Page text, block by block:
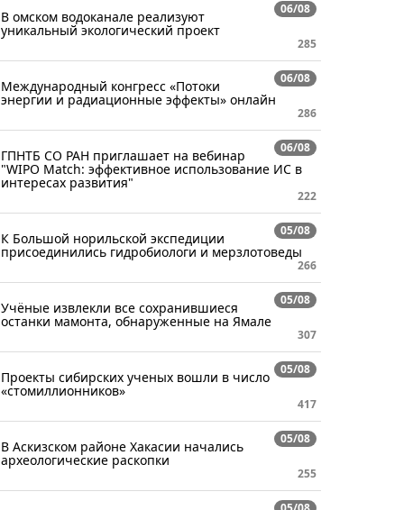
06/08
В омском водоканале реализуют
уникальный экологический проект
285
06/08
Международный конгресс «Потоки
энергии и радиационные эффекты» онлайн
286
06/08
ГПНТБ СО РАН приглашает на вебинар
"WIPO Match: эффективное использование ИС в
интересах развития"
222
05/08
К Большой норильской экспедиции
присоединились гидробиологи и мерзлотоведы
266
05/08
Учёные извлекли все сохранившиеся
останки мамонта, обнаруженные на Ямале
307
05/08
Проекты сибирских ученых вошли в число
«стомиллионников»
417
05/08
В Аскизском районе Хакасии начались
археологические раскопки
255